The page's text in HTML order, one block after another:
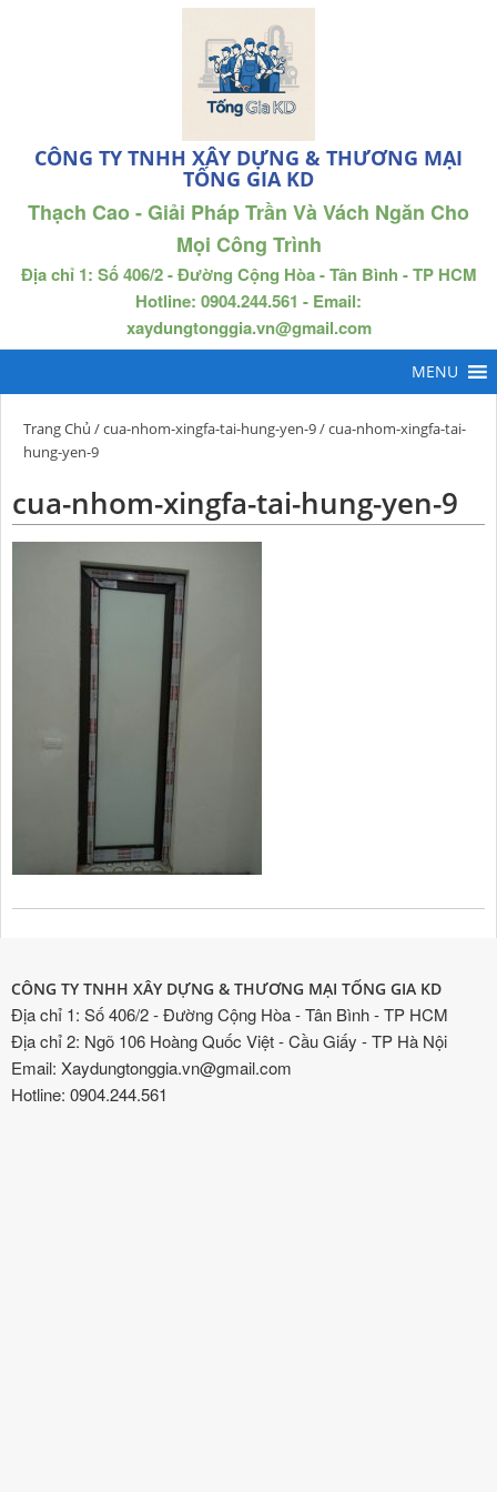
CÔNG TY TNHH XÂY DỰNG & THƯƠNG MẠI
TỐNG GIA KD
Thạch Cao - Giải Pháp Trần Và Vách Ngăn Cho
Mọi Công Trình
Địa chỉ 1: Số 406/2 - Đường Cộng Hòa - Tân Bình - TP HCM
Hotline: 0904.244.561 - Email:
xaydungtonggia.vn@gmail.com
Trang Chủ /cua-nhom-xingfa-tai-hung-yen-9/ cua-nhom-xingfa-tai-
hung-yen-9
cua-nhom-xingfa-tai-hung-yen-9
CÔNG TY TNHH XÂY DỰNG & THƯƠNG MẠI TỐNG GIA KD
Địa chỉ 1: Số 406/2 - Đường Cộng Hòa - Tân Bình - TP HCM
Địa chỉ 2: Ngõ 106 Hoàng Quốc Việt - Cầu Giấy - TP Hà Nội
Email: Xaydungtonggia.vn@gmail.com
Hotline: 0904.244.561